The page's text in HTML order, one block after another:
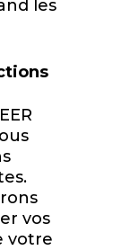
les
vos
votre